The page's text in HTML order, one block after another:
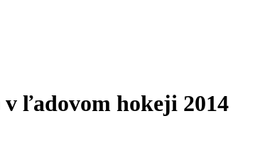
ľadovom hokeji 2014